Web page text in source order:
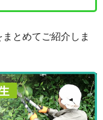
とめてご紹介しま